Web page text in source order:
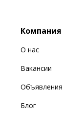
Компания
О нас
Вакансии
Объявления
Блог